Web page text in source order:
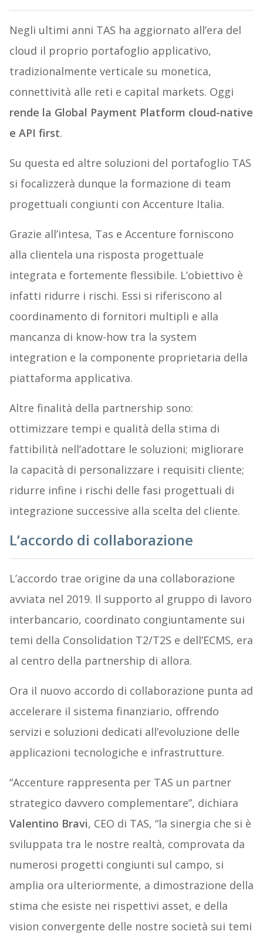
Negli ultimi anni TAS ha aggiornato all’era del
cloud il proprio portafoglio applicativo,
tradizionalmente verticale su monetica,
connettività alle reti e capital markets. Oggi
rende la Global Payment Platform cloud-native
e API first.
Su questa ed altre soluzioni del portafoglio TAS
si focalizzerà dunque la formazione di team
progettuali congiunti con Accenture Italia.
Grazie all’intesa, Tas e Accenture forniscono
alla clientela una risposta progettuale
integrata e fortemente flessibile. L’obiettivo è
infatti ridurre i rischi. Essi si riferiscono al
coordinamento di fornitori multipli e alla
mancanza di know-how tra la system
integration e la componente proprietaria della
piattaforma applicativa.
Altre finalità della partnership sono:
ottimizzare tempi e qualità della stima di
fattibilità nell’adottare le soluzioni; migliorare
la capacità di personalizzare i requisiti cliente;
ridurre infine i rischi delle fasi progettuali di
integrazione successive alla scelta del cliente.
L’accordo di collaborazione
L’accordo trae origine da una collaborazione
avviata nel 2019. Il supporto al gruppo di lavoro
interbancario, coordinato congiuntamente sui
temi della Consolidation T2/T2S e dell’ECMS, era
al centro della partnership di allora.
Ora il nuovo accordo di collaborazione punta ad
accelerare il sistema finanziario, offrendo
servizi e soluzioni dedicati all’evoluzione delle
applicazioni tecnologiche e infrastrutture.
“Accenture rappresenta per TAS un partner
strategico davvero complementare”, dichiara
Valentino Bravi, CEO di TAS, “la sinergia che si è
sviluppata tra le nostre realtà, comprovata da
numerosi progetti congiunti sul campo, si
amplia ora ulteriormente, a dimostrazione della
stima che esiste nei rispettivi asset, e della
vision convergente delle nostre società sui temi